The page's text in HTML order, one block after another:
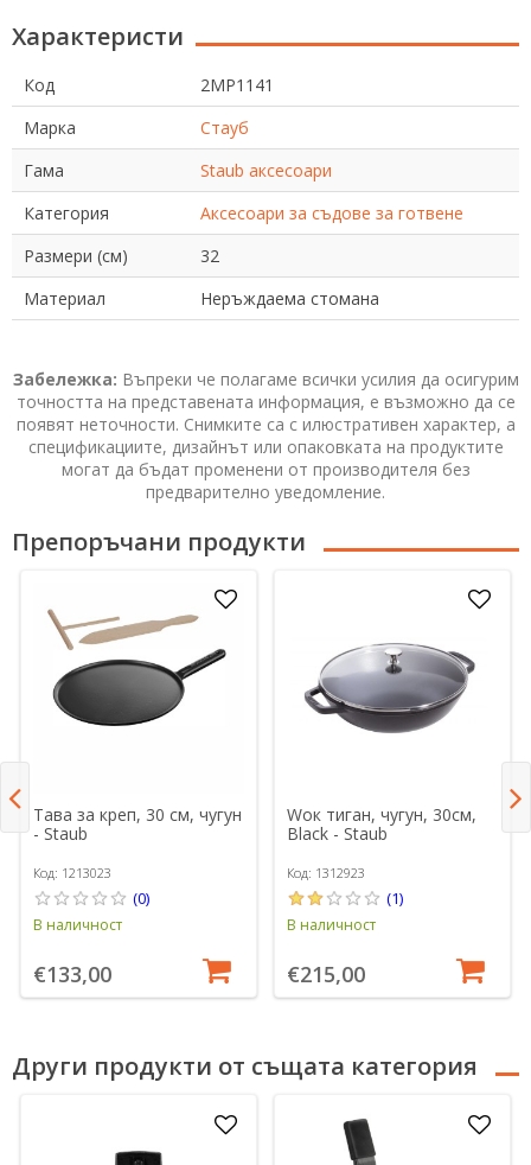
Характеристи
Код
2MP1141
Марка
Стауб
Гама
Staub аксесоари
Категория
Аксесоари за съдове за готвене
Размери (см)
32
Материал
Неръждаема стомана
Забележка: Въпреки че полагаме всички усилия да осигурим
точността на представената информация, е възможно да се
появят неточности. Снимките са с илюстративен характер, а
спецификациите, дизайнът или опаковката на продуктите
могат да бъдат променени от производителя без
предварително уведомление.
Препоръчани продукти
Тава за креп, 30 см, чугун
- Staub
Код: 1213023
(0)
В наличност
€133,00
Wок тиган, чугун, 30см,
Black - Staub
Код: 1312923
(1)
В наличност
€215,00
Други продукти от същата категория